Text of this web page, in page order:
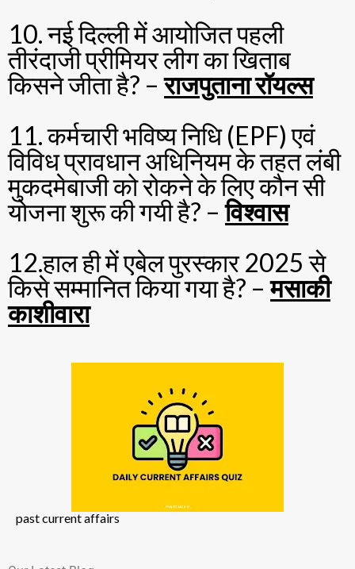
10. नई दिल्ली में आयोजित पहली
तीरंदाजी प्रीमियर लीग का खिताब
किसने जीता है? –राजपुताना रॉयल्स
11. कर्मचारी भविष्य निधि (EPF) एवं
विविध प्रावधान अधिनियम के तहत लंबी
मुकदमेबाजी को रोकने के लिए कौन सी
योजना शुरू की गयी है? –विश्वास
12.हाल ही में एबेल पुरस्कार 2025 से
किसे सम्मानित किया गया है? –मसाकी
काशीवारा
past current affairs